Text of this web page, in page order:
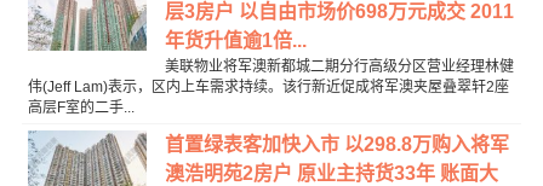
层3房户 以自由市场价698万元成交 2011
年货升值逾1倍...
美联物业将军澳新都城二期分行高级分区营业经理林健
伟(Jeff Lam)表示，区内上车需求持续。该行新近促成将军澳夹屋叠翠轩2座
高层F室的二手...
首置绿表客加快入市 以298.8万购入将军
澳浩明苑2房户 原业主持货33年 账面大